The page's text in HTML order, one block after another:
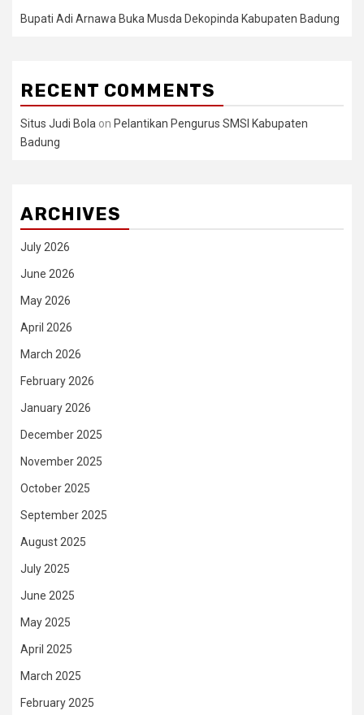
Bupati Adi Arnawa Buka Musda Dekopinda Kabupaten Badung
RECENT COMMENTS
Situs Judi Bola on Pelantikan Pengurus SMSI Kabupaten
Badung
ARCHIVES
July 2026
June 2026
May 2026
April 2026
March 2026
February 2026
January 2026
December 2025
November 2025
October 2025
September 2025
August 2025
July 2025
June 2025
May 2025
April 2025
March 2025
February 2025